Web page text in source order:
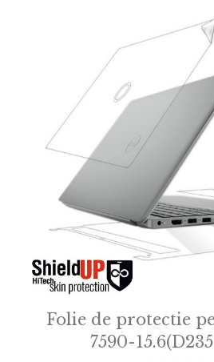
Folie de protectie
7590-